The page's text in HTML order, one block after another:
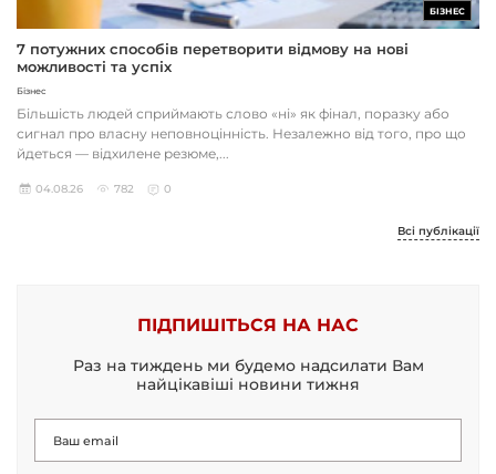
БІЗНЕС
7 потужних способів перетворити відмову на нові
можливості та успіх
Бізнес
Більшість людей сприймають слово «ні» як фінал, поразку або
сигнал про власну неповноцінність. Незалежно від того, про що
йдеться — відхилене резюме,...
04.08.26 782 0
Всі публікації
ПІДПИШІТЬСЯ НА НАС
Раз на тиждень ми будемо надсилати Вам
найцікавіші новини тижня